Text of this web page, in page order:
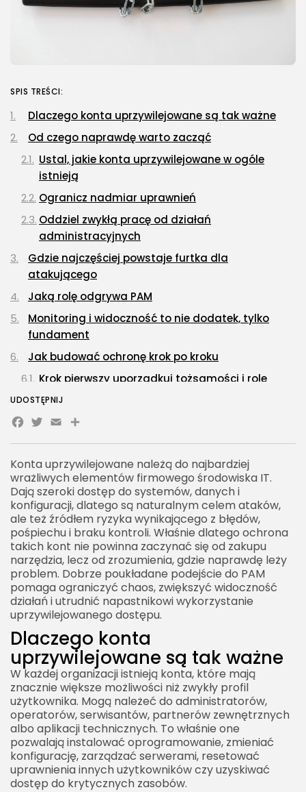
Konta uprzywilejowane należą do najbardziej
wrażliwych elementów firmowego środowiska IT.
Dają szeroki dostęp do systemów, danych i
konfiguracji, dlatego są naturalnym celem ataków,
ale też źródłem ryzyka wynikającego z błędów,
pośpiechu i braku kontroli. Właśnie dlatego ochrona
takich kont nie powinna zaczynać się od zakupu
narzędzia, lecz od zrozumienia, gdzie naprawdę leży
problem. Dobrze poukładane podejście do PAM
pomaga ograniczyć chaos, zwiększyć widoczność
działań i utrudnić napastnikowi wykorzystanie
uprzywilejowanego dostępu.
Dlaczego konta
uprzywilejowane są tak ważne
W każdej organizacji istnieją konta, które mają
znacznie większe możliwości niż zwykły profil
użytkownika. Mogą należeć do administratorów,
operatorów, serwisantów, partnerów zewnętrznych
albo aplikacji technicznych. To właśnie one
pozwalają instalować oprogramowanie, zmieniać
konfigurację, zarządzać serwerami, resetować
uprawnienia innych użytkowników czy uzyskiwać
dostęp do krytycznych zasobów.
SPIS TREŚCI:
Dlaczego konta uprzywilejowane są tak ważne
Od czego naprawdę warto zacząć
Ustal, jakie konta uprzywilejowane w ogóle
istnieją
Ogranicz nadmiar uprawnień
Oddziel zwykłą pracę od działań
administracyjnych
Gdzie najczęściej powstaje furtka dla
atakującego
Jaką rolę odgrywa PAM
Monitoring i widoczność to nie dodatek, tylko
fundament
Jak budować ochronę krok po kroku
Krok pierwszy uporządkuj tożsamości i role
Krok drugi wprowadź silniejsze uwierzytelnianie
Krok trzeci odejdź od kont współdzielonych
Krok czwarty ogranicz dostęp stały
Krok piąty monitoruj sesje i analizuj
odstępstwa
A co z konkretnymi narzędziami
Dlaczego ten temat jest ważny także dla mniej
technicznych osób
Najlepszy moment, żeby zacząć, jest wcześniej niż
po incydencie
UDOSTĘPNIJ
Facebook
Twitter
EmailShare